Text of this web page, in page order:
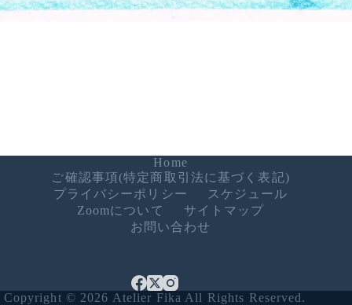
Home
ご確認事項(特定商取引法に基づく表記)
プライバシーポリシー
スケジュール
Zoomについて
サイトマップ
お問い合わせ
Copyright © 2026 Atelier Fika All Rights Reserved.